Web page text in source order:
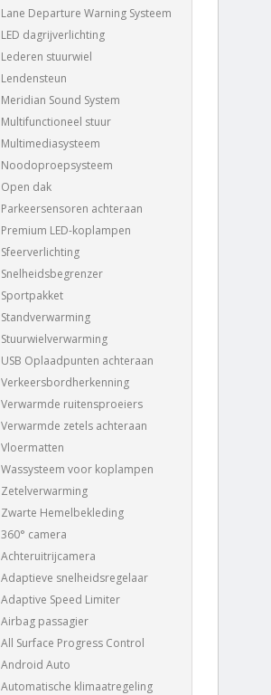
Lane Departure Warning Systeem
LED dagrijverlichting
Lederen stuurwiel
Lendensteun
Meridian Sound System
Multifunctioneel stuur
Multimediasysteem
Noodoproepsysteem
Open dak
Parkeersensoren achteraan
Premium LED-koplampen
Sfeerverlichting
Snelheidsbegrenzer
Sportpakket
Standverwarming
Stuurwielverwarming
USB Oplaadpunten achteraan
Verkeersbordherkenning
Verwarmde ruitensproeiers
Verwarmde zetels achteraan
Vloermatten
Wassysteem voor koplampen
Zetelverwarming
Zwarte Hemelbekleding
360° camera
Achteruitrijcamera
Adaptieve snelheidsregelaar
Adaptive Speed Limiter
Airbag passagier
All Surface Progress Control
Android Auto
Automatische klimaatregeling